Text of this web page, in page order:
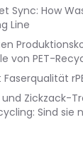
Sync: How
Line
von PET-
Zickzack-
Sind sie